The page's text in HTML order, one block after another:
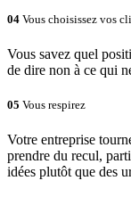
04 Vous choisissez vos
Vous savez quel
de dire non à ce qui
05 Vous respirez
Votre entreprise
prendre du recul,
idées plutôt que des